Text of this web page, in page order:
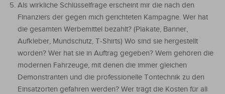
Als wirkliche Schlüsselfrage erscheint mir die nach den
Finanziers der gegen mich gerichteten Kampagne. Wer hat
die gesamten Werbemittel bezahlt? (Plakate, Banner,
Aufkleber, Mundschutz, T-Shirts) Wo sind sie hergestellt
worden? Wer hat sie in Auftrag gegeben? Wem gehören die
modernen Fahrzeuge, mit denen die immer gleichen
Demonstranten und die professionelle Tontechnik zu den
Einsatzorten gefahren werden? Wer trägt die Kosten für all